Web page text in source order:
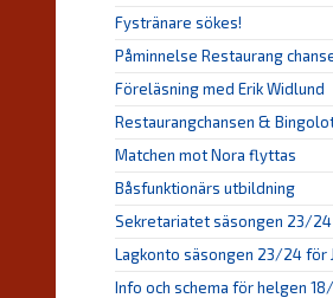
Fystränare sökes!
Påminnelse Restaurang
Föreläsning med Erik Widlund
Restaurangchansen &
Matchen mot Nora flyttas
Båsfunktionärs utbildning
Sekretariatet säsongen 23/24
Lagkonto säsongen 23/24 för
Info och schema för helgen